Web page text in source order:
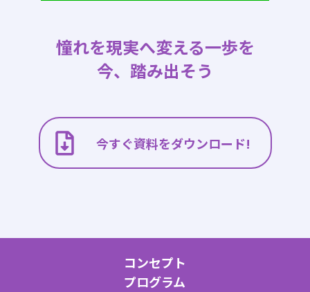
憧れを現実へ変える一歩を
今、踏み出そう
今すぐ資料をダウンロード!
コンセプト
プログラム